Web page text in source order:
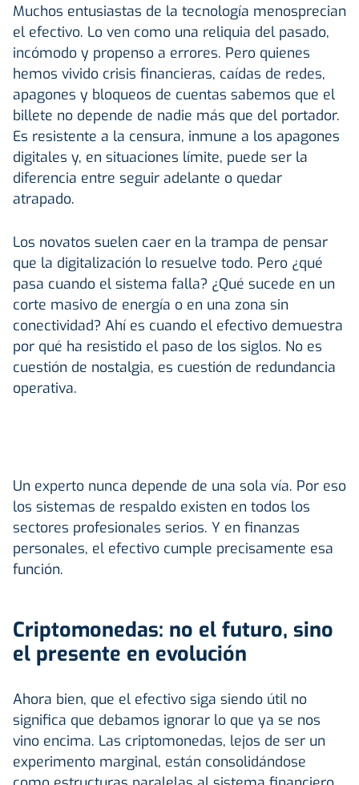
Muchos entusiastas de la tecnología menosprecian
el efectivo. Lo ven como una reliquia del pasado,
incómodo y propenso a errores. Pero quienes
hemos vivido crisis financieras, caídas de redes,
apagones y bloqueos de cuentas sabemos que el
billete no depende de nadie más que del portador.
Es resistente a la censura, inmune a los apagones
digitales y, en situaciones límite, puede ser la
diferencia entre seguir adelante o quedar
atrapado.
Los novatos suelen caer en la trampa de pensar
que la digitalización lo resuelve todo. Pero ¿qué
pasa cuando el sistema falla? ¿Qué sucede en un
corte masivo de energía o en una zona sin
conectividad? Ahí es cuando el efectivo demuestra
por qué ha resistido el paso de los siglos. No es
cuestión de nostalgia, es cuestión de redundancia
operativa.
Un experto nunca depende de una sola vía. Por eso
los sistemas de respaldo existen en todos los
sectores profesionales serios. Y en finanzas
personales, el efectivo cumple precisamente esa
función.
Criptomonedas: no el futuro, sino
el presente en evolución
Ahora bien, que el efectivo siga siendo útil no
significa que debamos ignorar lo que ya se nos
vino encima. Las criptomonedas, lejos de ser un
experimento marginal, están consolidándose